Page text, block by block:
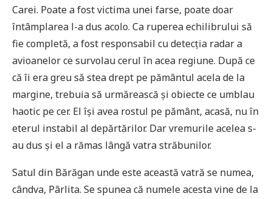
Carei. Poate a fost victima unei farse, poate doar
întâmplarea l-a dus acolo. Ca ruperea echilibrului să
fie completă, a fost responsabil cu detecția radar a
avioanelor ce survolau cerul în acea regiune. După ce
că îi era greu să stea drept pe pământul acela de la
margine, trebuia să urmărească și obiecte ce umblau
haotic pe cer. El își avea rostul pe pământ, acasă, nu în
eterul instabil al depărtărilor. Dar vremurile acelea s-
au dus și el a rămas lângă vatra străbunilor.
Satul din Bărăgan unde este această vatră se numea,
cândva, Pârlita. Se spunea că numele acesta vine de la